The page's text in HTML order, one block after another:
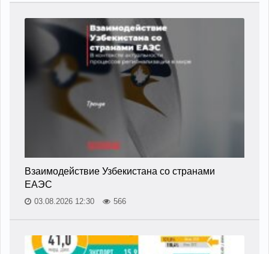
Взаимодействие Узбекистана со странами
ЕАЭС
03.08.2026 12:30 566